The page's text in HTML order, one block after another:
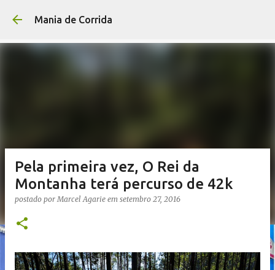
Mania de Corrida
Pela primeira vez, O Rei da
Montanha terá percurso de 42k
postado porMarcel Agarie em setembro 27, 2016